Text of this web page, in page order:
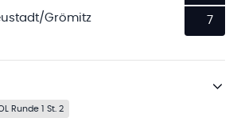
Grömitz
7
Runde 1 St. 2